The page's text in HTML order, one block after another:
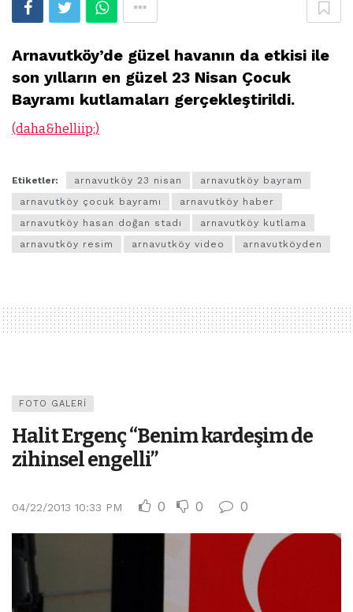
Arnavutköy’de güzel havanın da etkisi ile
son yılların en güzel 23 Nisan Çocuk
Bayramı kutlamaları gerçekleştirildi.
(daha&helliip;)
Etiketler: arnavutköy 23 nisan
arnavutköy bayram
arnavutköy çocuk bayramı
arnavutköy haber
arnavutköy hasan doğan stadı
arnavutköy kutlama
arnavutköy resim
arnavutköy video arnavutköyden
FOTO GALERI
Halit Ergenç “Benim kardeşim de
zihinsel engelli”
04/22/2013 10:33 PM 0 0 0